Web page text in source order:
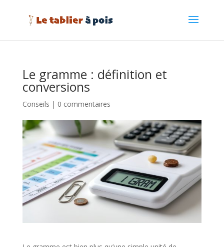
Le gramme : définition et
conversions
Conseils | 0 commentaires